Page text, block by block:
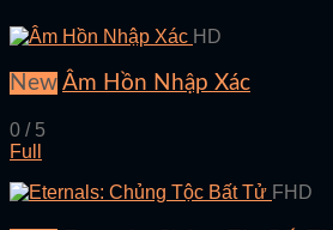
HD
New Âm Hồn Nhập Xác
0 / 5
Full
FHD